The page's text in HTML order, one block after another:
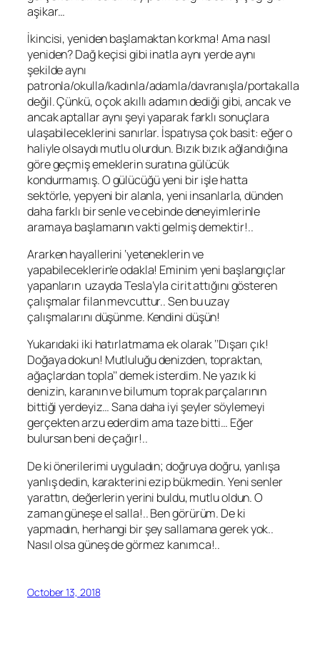
aşikar…
İkincisi, yeniden başlamaktan korkma! Ama nasıl
yeniden? Dağ keçisi gibi inatla aynı yerde aynı
şekilde aynı
patronla/okulla/kadınla/adamla/davranışla/portakalla
değil. Çünkü, o çok akıllı adamın dediği gibi, ancak ve
ancak aptallar aynı şeyi yaparak farklı sonuçlara
ulaşabileceklerini sanırlar. İspatıysa çok basit: eğer o
haliyle olsaydı mutlu olurdun. Bızık bızık ağlandığına
göre geçmiş emeklerin suratına gülücük
kondurmamış. O gülücüğü yeni bir işle hatta
sektörle, yepyeni bir alanla, yeni insanlarla, dünden
daha farklı bir senle ve cebinde deneyimlerinle
aramaya başlamanın vakti gelmiş demektir!..
Ararken hayallerini ‘yeteneklerin ve
yapabileceklerin’e odakla! Eminim yeni başlangıçlar
yapanların uzayda Tesla’yla cirit attığını gösteren
çalışmalar filan mevcuttur.. Sen bu uzay
çalışmalarını düşünme. Kendini düşün!
Yukarıdaki iki hatırlatmama ek olarak ‘’Dışarı çık!
Doğaya dokun! Mutluluğu denizden, topraktan,
ağaçlardan topla’’ demek isterdim. Ne yazık ki
denizin, karanın ve bilumum toprak parçalarının
bittiği yerdeyiz… Sana daha iyi şeyler söylemeyi
gerçekten arzu ederdim ama taze bitti… Eğer
bulursan beni de çağır!..
De ki önerilerimi uyguladın; doğruya doğru, yanlışa
yanlış dedin, karakterini ezip bükmedin. Yeni senler
yarattın, değerlerin yerini buldu, mutlu oldun. O
zaman güneşe el salla!.. Ben görürüm. De ki
yapmadın, herhangi bir şey sallamana gerek yok..
Nasıl olsa güneş de görmez kanımca!..
October 13, 2018